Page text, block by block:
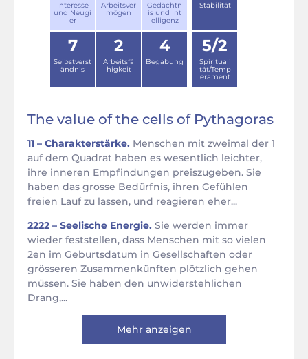
Interesse
und Neugi
er
Arbeitsver
mögen
Gedächtn
is und Int
elligenz
Stabilität
7
Selbstverst
ändnis
2
Arbeitsfä
higkeit
4
Begabung
5/2
Spirituali
tät/Temp
erament
The value of the cells of Pythagoras
11 – Charakterstärke. Menschen mit zweimal der 1
auf dem Quadrat haben es wesentlich leichter,
ihre inneren Empfindungen preiszugeben. Sie
haben das grosse Bedürfnis, ihren Gefühlen
freien Lauf zu lassen, und reagieren eher...
2222 – Seelische Energie. Sie werden immer
wieder feststellen, dass Menschen mit so vielen
2en im Geburtsdatum in Gesellschaften oder
grösseren Zusammenkünften plötzlich gehen
müssen. Sie haben den unwiderstehlichen
Drang,...
Mehr anzeigen